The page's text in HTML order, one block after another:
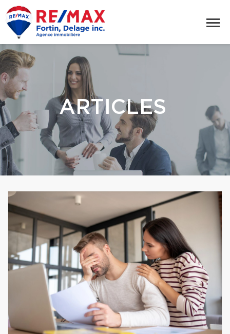
ARTICLES